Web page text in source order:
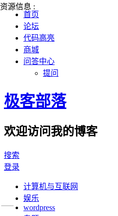
首页
论坛
代码高亮
商城
问答中心
提问
极客部落
欢迎访问我的博客
搜索
登录
计算机与互联网
娱乐
wordpress
资源信息 :